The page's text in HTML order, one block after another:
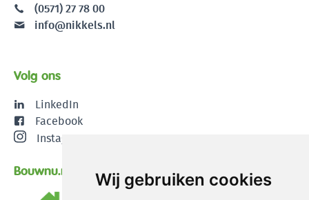
Wij gebruiken cookies
(0571) 27 78 00
info@nikkels.nl
Volg ons
LinkedIn
Facebook
Instagram
Bouwnu.nl